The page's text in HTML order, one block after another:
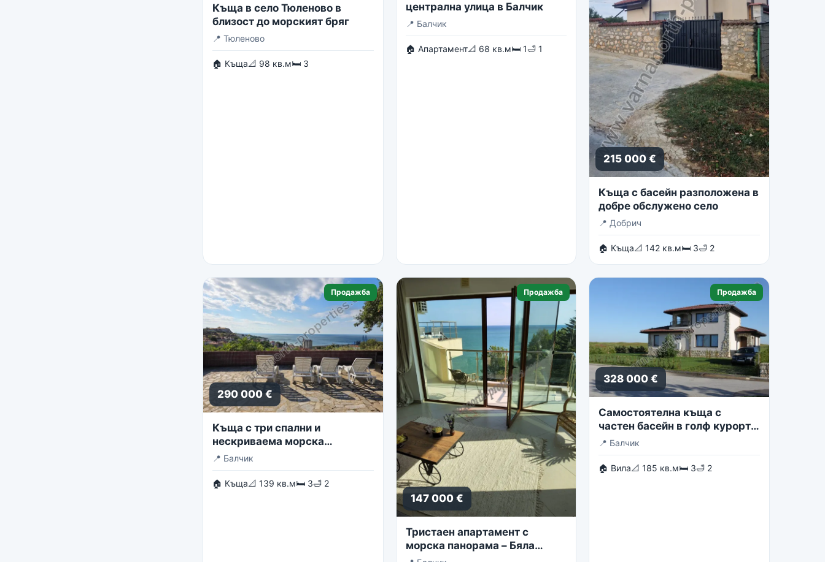
Къща в село Тюленово в
близост до морският бряг
📍 Тюленово
🏠 Къща📐 98 кв.м🛏 3
централна улица в Балчик
📍 Балчик
🏠 Апартамент📐 68 кв.м🛏 1🛁 1
215 000 €
Къща с басейн разположена в
добре обслужено село
📍 Добрич
🏠 Къща📐 142 кв.м🛏 3🛁 2
Продажба
290 000 €
Къща с три спални и
нескриваема морска
панорама
📍 Балчик
🏠 Къща📐 139 кв.м🛏 3🛁 2
Продажба
147 000 €
Тристаен апартамент с
морска панорама – Бяла
Лагуна, комплекс Golf Coast
Продажба
328 000 €
Самостоятелна къща с
частен басейн в голф курорта
Блексирама
📍 Балчик
🏠 Вила📐 185 кв.м🛏 3🛁 2